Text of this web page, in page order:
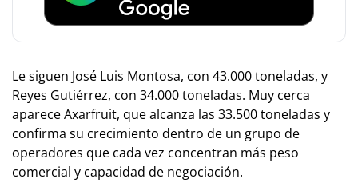
Le siguen José Luis Montosa, con 43.000 toneladas, y
Reyes Gutiérrez, con 34.000 toneladas. Muy cerca
aparece Axarfruit, que alcanza las 33.500 toneladas y
confirma su crecimiento dentro de un grupo de
operadores que cada vez concentran más peso
comercial y capacidad de negociación.